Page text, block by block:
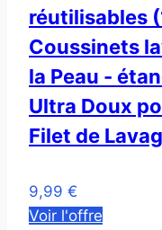
réutilisables
Coussinets
la Peau -
Ultra Doux
Filet de
9,99 €
Voir l'offre